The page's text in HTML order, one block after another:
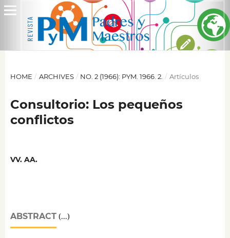
HOME / ARCHIVES / NO. 2 (1966): PYM. 1966. 2. / Artículos
Consultorio: Los pequeños
conflictos
VV. AA.
ABSTRACT(...)